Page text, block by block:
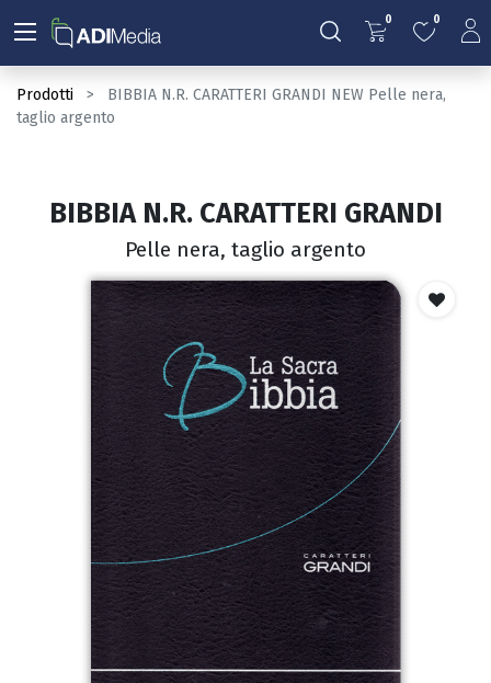
0 0
Prodotti
BIBBIA N.R. CARATTERI GRANDI NEW Pelle nera,
taglio argento
BIBBIA N.R. CARATTERI GRANDI
Pelle nera, taglio argento